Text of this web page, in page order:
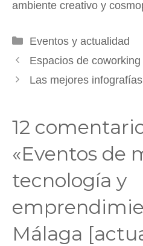
ambiente creativo y
Categorías
Eventos y actualidad
Espacios de
Las mejores
12
«Eventos de
tecnología y
Málaga